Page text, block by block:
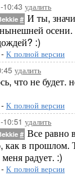
10:43 удалить
# И ты,
нынешней
:)
- К полной версии
удалить
что не будет.
- К полной версии
10:51 удалить
# Все равно
как в прошлом.
радует. :)
- К полной версии